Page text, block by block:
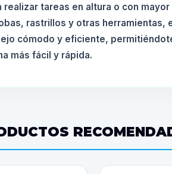
realizar tareas en altura o con
rastrillos y otras herramientas,
cómodo y eficiente,
más fácil y rápida.